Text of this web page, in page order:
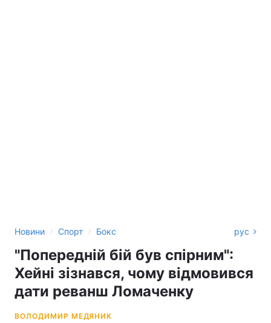
Новини › Спорт › Бокс рус
"Попередній бій був спірним":
Хейні зізнався, чому відмовився
дати реванш Ломаченку
ВОЛОДИМИР МЕДЯНИК